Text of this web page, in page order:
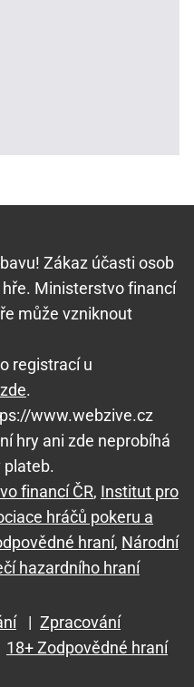
Zákaz účasti osob
Ministerstvo financí
může vzniknout
registrací u
.
www.webzive.cz
hry ani zde neprobíhá
plateb.
financí ČR, Institut pro
hráčů pokeru a
hraní, Národní
hazardního hraní
| Zpracování
18+ Zodpovědné hraní